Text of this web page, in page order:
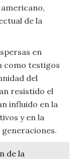
de la
en
como testigos
del
resistido el
influido en la
y en la
de la